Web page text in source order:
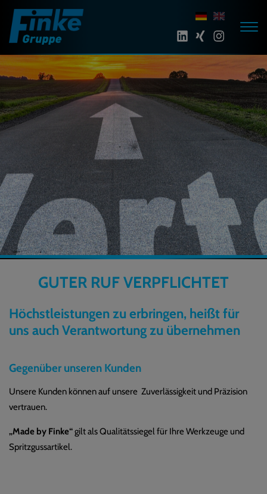
GUTER RUF VERPFLICHTET
Höchstleistungen zu erbringen, heißt für
uns auch Verantwortung zu übernehmen
Gegenüber unseren Kunden
Unsere Kunden können auf unsere Zuverlässigkeit und Präzision
vertrauen.
„Made by Finke“gilt als Qualitätssiegel für Ihre Werkzeuge und
Spritzgussartikel.